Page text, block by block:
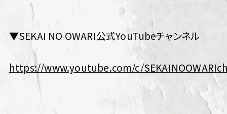
▼SEKAI NO OWARI公式YouTubeチャンネル
https://www.youtube.com/c/